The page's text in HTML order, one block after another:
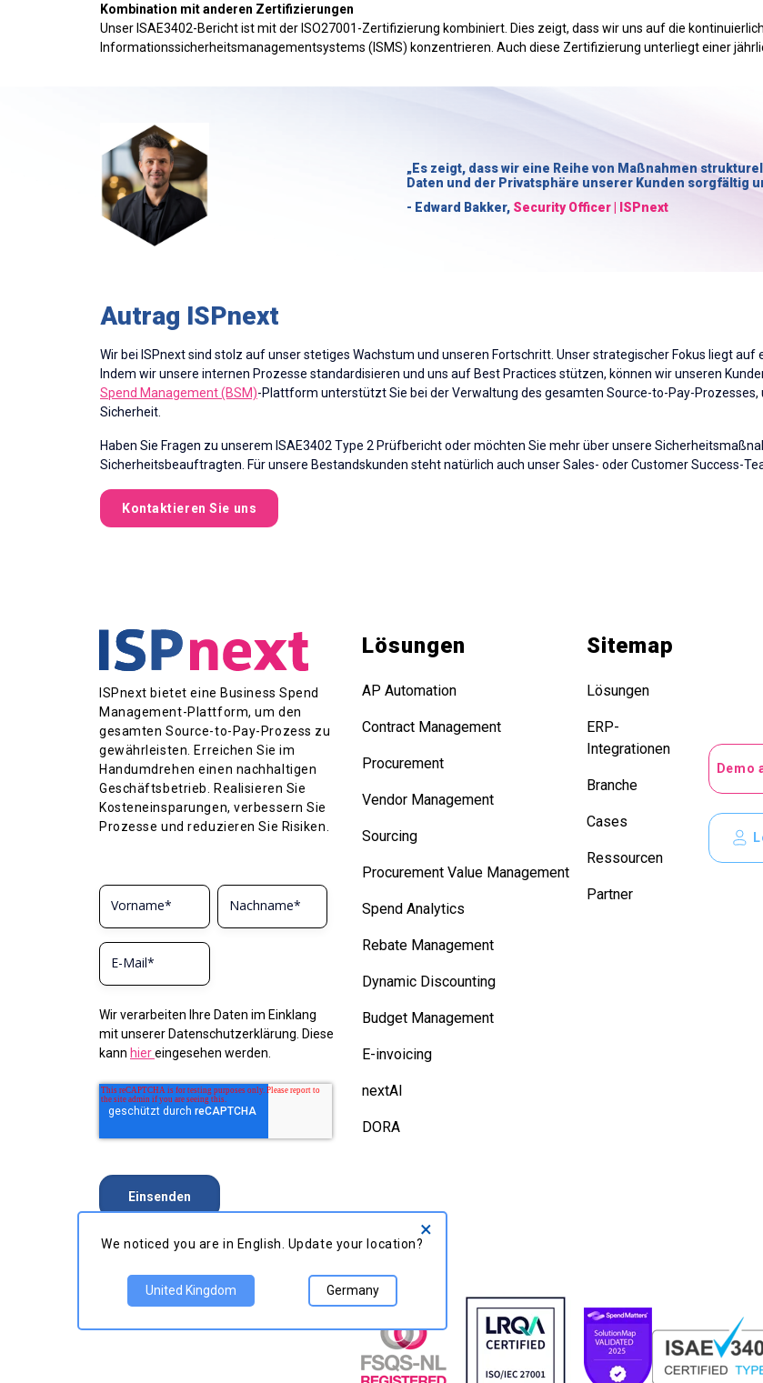
Kombination mit anderen Zertifizierungen
Unser ISAE3402-Bericht ist mit der ISO27001-Zertifizierung kombiniert. Dies zeigt, dass wir uns auf die
Informationssicherheitsmanagementsystems (ISMS) konzentrieren. Auch diese Zertifizierung unterliegt einer
„Es zeigt, dass wir eine Reihe von Maßnahmen
Daten und der Privatsphäre unserer Kunden sorgfältig
- Edward Bakker, Security Officer | ISPnext
Autrag ISPnext
Wir bei ISPnext sind stolz auf unser stetiges Wachstum und unseren Fortschritt. Unser strategischer Fokus liegt
Indem wir unsere internen Prozesse standardisieren und uns auf Best Practices stützen, können wir unseren
Spend Management (BSM)-Plattform unterstützt Sie bei der Verwaltung des gesamten Source-to-Pay-
Sicherheit.
Haben Sie Fragen zu unserem ISAE3402 Type 2 Prüfberichtoder möchten Sie mehr über unsere
Sicherheitsbeauftragten. Für unsere Bestandskunden steht natürlich auch unser Sales- oder Customer Success-
Kontaktieren Sie uns
ISPnext bietet eine Business Spend
Management-Plattform, um den
gesamten Source-to-Pay-Prozess zu
gewährleisten. Erreichen Sie im
Handumdrehen einen nachhaltigen
Geschäftsbetrieb. Realisieren Sie
Kosteneinsparungen, verbessern Sie
Prozesse und reduzieren Sie Risiken.
Wir verarbeiten Ihre Daten im Einklang
mit unserer Datenschutzerklärung. Diese
kann hiereingesehen werden.
Lösungen
AP Automation
Contract Management
Procurement
Vendor Management
Sourcing
Procurement Value Management
Spend Analytics
Rebate Management
Dynamic Discounting
Budget Management
E-invoicing
nextAI
DORA
Sitemap
Lösungen
ERP-
Integrationen
Branche
Cases
Ressourcen
Partner
Demo
×
We noticed you are in English. Update your location?
United Kingdom Germany